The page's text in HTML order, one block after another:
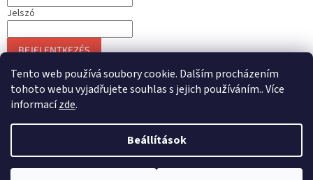
Tento web používá soubory cookie. Dalším procházením
tohoto webu vyjadřujete souhlas s jejich používáním.. Více
informacízde.
Beállítások
Jelszó
BEJELENTKEZÉS
Új regisztrációElfelejtett jelszó
Copyright 2026Lockout Tagout specialista. Minden jog